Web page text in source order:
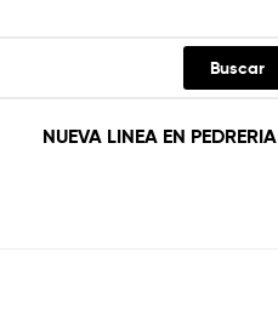
Buscar
NUEVA LINEA EN PEDRERIA